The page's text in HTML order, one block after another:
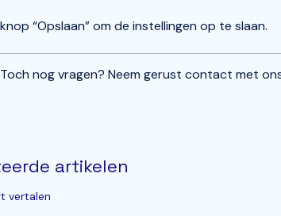
“Opslaan” om de instellingen op te slaan.
Toch nog vragen? Neem gerust contact met
artikelen
vertalen